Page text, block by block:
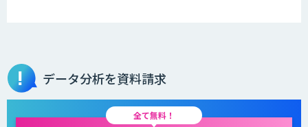
データ分析を資料請求
全て無料！